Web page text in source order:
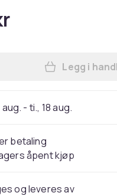
Legg i
aug. - ti., 18 aug.
betaling
åpent kjøp
og leveres av